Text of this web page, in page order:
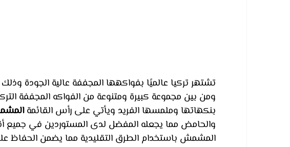
تشتهر تركيا عالميًا بفواكهها المجففة عالية الجودة
ومن بين مجموعة كبيرة ومتنوعة من الفواكه المجففة
بنكهاتها وملمسها الفريد ويأتي على رأس القائمة
والحامض مما يجعله المفضل لدى المستوردين في جميع
المشمش باستخدام الطرق التقليدية مما يضمن الحفاظ